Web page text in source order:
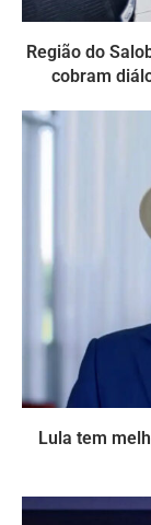
Região do
cobram
Lula tem